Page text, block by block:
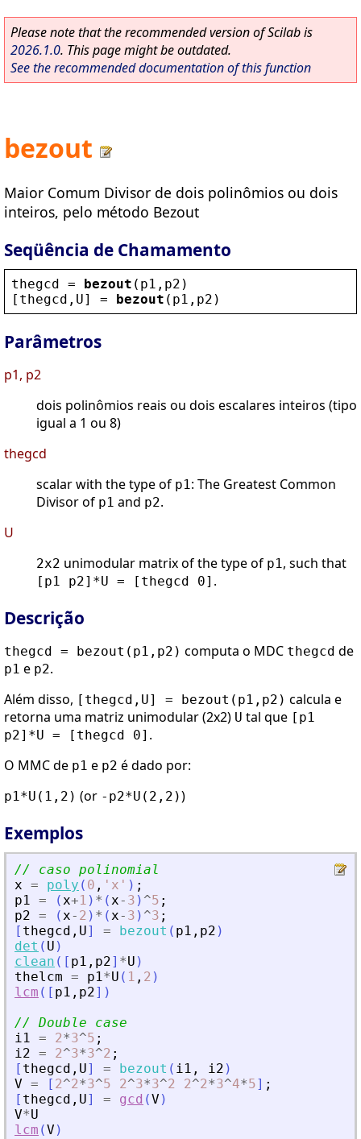
Please note that the recommended version of Scilab is
2026.1.0. This page might be outdated.
See the recommended documentation of this function
bezout
Maior Comum Divisor de dois polinômios ou dois
inteiros, pelo método Bezout
Seqüência de Chamamento
thegcd = bezout ( p1 , p2 )
[ thegcd , U] = bezout ( p1 , p2 )
Parâmetros
p1, p2
dois polinômios reais ou dois escalares inteiros (tipo
igual a 1 ou 8)
thegcd
scalar with the type of p1: The Greatest Common
Divisor of p1 and p2.
U
2x2 unimodular matrix of the type of p1, such that
[p1 p2]*U = [thegcd 0] .
Descrição
thegcd = bezout(p1,p2) computa o MDC thegcd de
p1 e p2.
Além disso, [thegcd,U] = bezout(p1,p2) calcula e
retorna uma matriz unimodular (2x2) U tal que [p1
p2]*U = [thegcd 0] .
O MMC de p1 e p2 é dado por:
p1*U(1,2) (or -p2*U(2,2))
Exemplos
// caso polinomial
x = poly ( 0 , ' x ' ) ;
p1 = (x+1 ) * (x- 3 ) ^5 ;
p2 = (x- 2 ) * (x- 3 ) ^3 ;
[ thegcd , U] = bezout ( p1 , p2 )
det ( U )
clean ( [ p1 , p2] *U )
thelcm = p1*U ( 1 , 2 )
lcm ( [ p1 , p2] )
// Double case
i1 = 2*3^5 ;
i2 = 2^3*3^2 ;
[ thegcd , U] = bezout ( i1 , i2 )
V = [ 2^2*3^5 2^3*3^2 2^2*3^4*5] ;
[ thegcd , U] = gcd (V )
V*U
lcm (V )